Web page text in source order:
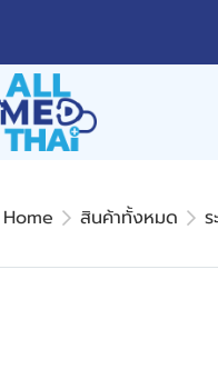
Home สินค้าทั้งหมด